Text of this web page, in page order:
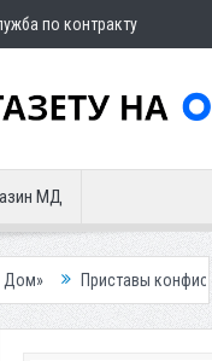
по контракту
МД
конфисковали двух